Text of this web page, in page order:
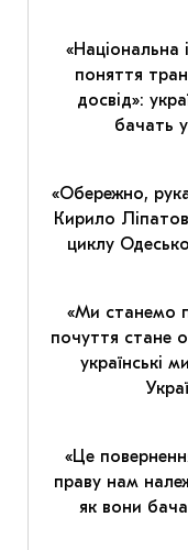
«Національна
поняття
досвід»:
бачать
«Обережно,
Кирило
циклу
«Ми станемо
почуття стане
українські
«Це
праву нам
як вони